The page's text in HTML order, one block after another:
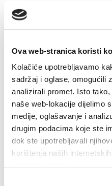
Ova web-stranica koristi
Kolačiće upotrebljavamo
sadržaj i oglase, omogućili
analizirali promet. Isto
naše web-lokacije dijelimo
medije, oglašavanje i
drugim podacima koje ste
dok ste upotrebljavali
korištenja naših
hr
de
it
fr
pl
cs
hu
sl
es